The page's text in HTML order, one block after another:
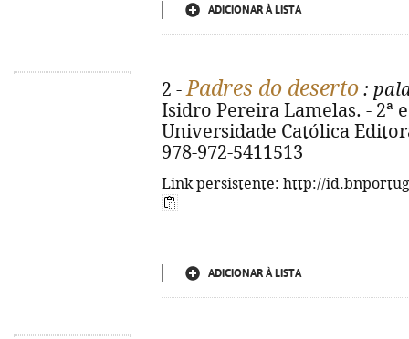
ADICIONAR À LISTA
2 -Padres do deserto :
Isidro Pereira Lamelas. - 2ª
Universidade Católica
978-972-5411513
Link persistente: http://
ADICIONAR À LISTA